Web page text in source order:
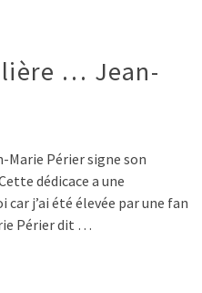
… Jean-
Marie Périer signe son
dédicace a une
j’ai été élevée par une fan
Périer dit …